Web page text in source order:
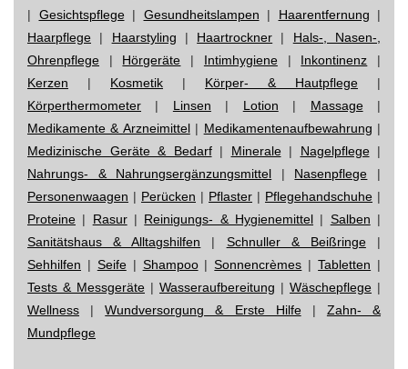
| Gesichtspflege| Gesundheitslampen | Haarentfernung |
Haarpflege | Haarstyling | Haartrockner | Hals-, Nasen-,
Ohrenpflege | Hörgeräte | Intimhygiene| Inkontinenz |
Kerzen | Kosmetik | Körper- & Hautpflege |
Körperthermometer | Linsen | Lotion | Massage|
Medikamente & Arzneimittel| Medikamentenaufbewahrung |
Medizinische Geräte & Bedarf| Minerale| Nagelpflege|
Nahrungs- & Nahrungsergänzungsmittel | Nasenpflege |
Personenwaagen | Perücken | Pflaster | Pflegehandschuhe |
Proteine | Rasur| Reinigungs- & Hygienemittel | Salben |
Sanitätshaus & Alltagshilfen | Schnuller & Beißringe|
Sehhilfen | Seife| Shampoo|Sonnencrèmes |Tabletten |
Tests & Messgeräte | Wasseraufbereitung | Wäschepflege |
Wellness |Wundversorgung & Erste Hilfe| Zahn- &
Mundpflege